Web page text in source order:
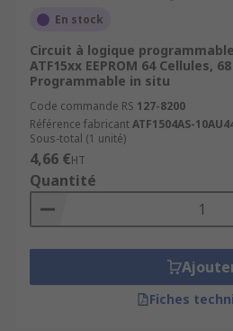
séquentiels.
Interconnexions
Les interconnexions
utilisées pour disperser les
matrice logique à d'autres
blocs d'E/S.
Les blocs d'E/S sont des
broche de sortie ou les deux.
Caractéristiques et
En stock
Circuit à logique
ATF15xx EEPROM 64 Cellules,
Programmable in situ
Code commande RS 127-8200
Référence fabricantATF1504AS-
Sous-total (1 unité)
4,66 €HT
Quantité
Fiches